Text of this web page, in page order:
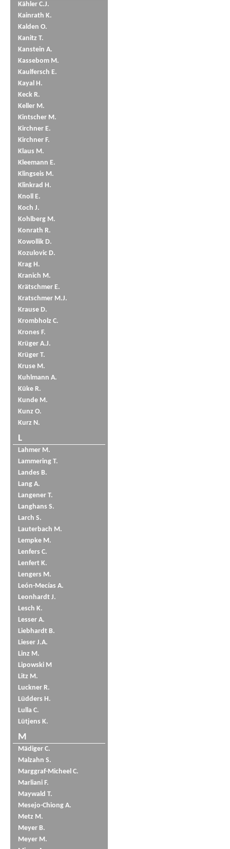
Kähler C.J.
Kainrath K.
Kalden O.
Kanitz T.
Kanstein A.
Kassebom M.
Kaulfersch E.
Kayal H.
Keck R.
Keller M.
Kintscher M.
Kirchner E.
Kirchner F.
Klaus M.
Kleemann E.
Klingseis M.
Klinkrad H.
Knoll E.
Koch J.
Kohlberg M.
Konrath R.
Kowollik D.
Kozulovic D.
Krag H.
Kranich M.
Krätschmer E.
Kratschmer M.J.
Krause D.
Krombholz C.
Krones F.
Krüger A.J.
Krüger T.
Kruse M.
Kuhlmann A.
Küke R.
Kunde M.
Kunz O.
Kurz N.
L
Lahmer M.
Lammering T.
Landes B.
Lang A.
Langener T.
Langhans S.
Larch S.
Lauterbach M.
Lempke M.
Lenfers C.
Lenfert K.
Lengers M.
León-Mecías A.
Leonhardt J.
Lesch K.
Lesser A.
Liebhardt B.
Lieser J.A.
Linz M.
Lipowski M
Litz M.
Luckner R.
Lüdders H.
Lulla C.
Lütjens K.
M
Mädiger C.
Malzahn S.
Marggraf-Micheel C.
Marliani F.
Maywald T.
Mesejo-Chiong A.
Metz M.
Meyer B.
Meyer M.